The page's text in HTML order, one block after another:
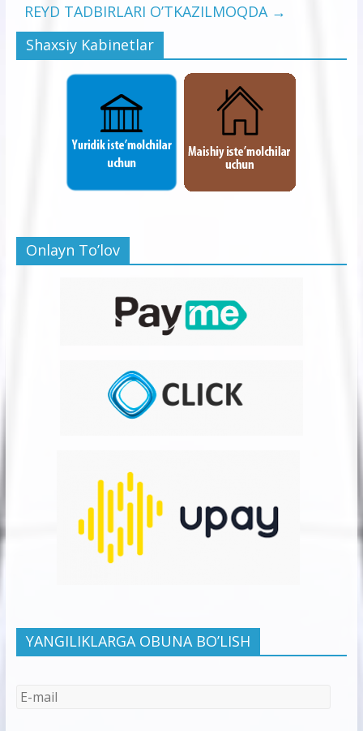
REYD TADBIRLARI O’TKAZILMOQDA →
Shaxsiy Kabinetlar
Onlayn To’lov
YANGILIKLARGA OBUNA BO’LISH